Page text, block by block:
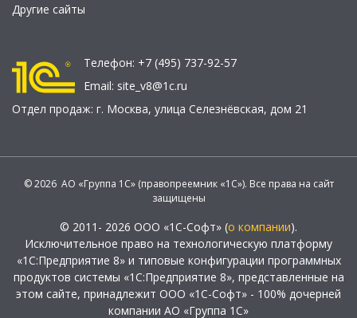
Другие сайты
Телефон: +7 (495) 737-92-57
Email: site_v8@1c.ru
Отдел продаж: г. Москва, улица Селезнёвская, дом 21
© 2026 АО «Группа 1С» (правопреемник «1С»). Все права на сайт
защищены
© 2011- 2026 ООО «1С-Софт» (о компании).
Исключительное право на технологическую платформу
«1С:Предприятие 8» и типовые конфигурации программных
продуктов системы «1С:Предприятие 8», представленные на
этом сайте, принадлежит ООО «1С-Софт» - 100% дочерней
компании АО «Группа 1С»